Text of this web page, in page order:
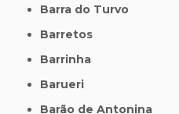
Barra do Turvo
Barretos
Barrinha
Barueri
Barão de Antonina